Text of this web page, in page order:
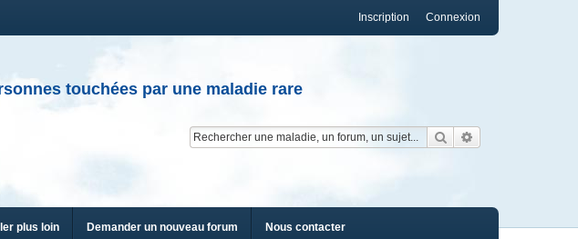
Connexion
Inscription
touchées par une maladie rare
Rechercher
plus loin Demander un nouveau forum Nous contacter